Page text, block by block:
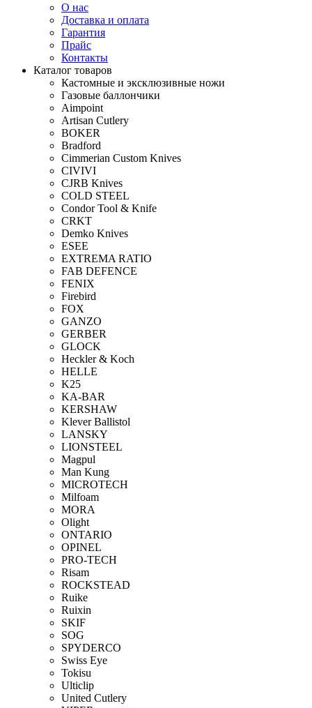
О нас
Доставка и оплата
Гарантия
Прайс
Контакты
Каталог товаров
Кастомные и эксклюзивные ножи
Газовые баллончики
Aimpoint
Artisan Cutlery
BOKER
Bradford
Cimmerian Custom Knives
CIVIVI
CJRB Knives
COLD STEEL
Condor Tool & Knife
CRKT
Demko Knives
ESEE
EXTREMA RATIO
FAB DEFENCE
FENIX
Firebird
FOX
GANZO
GERBER
GLOCK
Heckler & Koch
HELLE
K25
KA-BAR
KERSHAW
Klever Ballistol
LANSKY
LIONSTEEL
Magpul
Man Kung
MICROTECH
Milfoam
MORA
Olight
ONTARIO
OPINEL
PRO-TECH
Risam
ROCKSTEAD
Ruike
Ruixin
SKIF
SOG
SPYDERCO
Swiss Eye
Tokisu
Ulticlip
United Cutlery